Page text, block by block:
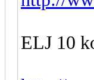
ELJ 10